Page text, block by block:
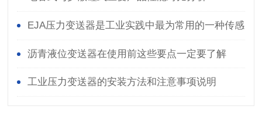
EJA压力变送器是工业实践中最为常用的一种传感
器 沥青液位变送器在使用前这些要点一定要了解
工业压力变送器的安装方法和注意事项说明